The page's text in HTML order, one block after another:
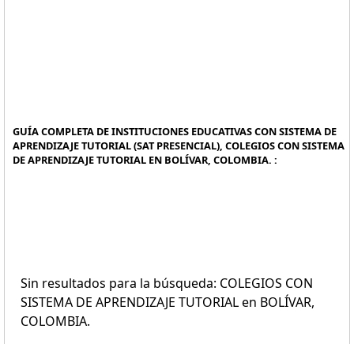
GUÍA COMPLETA DE INSTITUCIONES EDUCATIVAS CON SISTEMA DE
APRENDIZAJE TUTORIAL (SAT PRESENCIAL), COLEGIOS CON SISTEMA
DE APRENDIZAJE TUTORIAL EN BOLÍVAR, COLOMBIA. :
Sin resultados para la búsqueda: COLEGIOS CON
SISTEMA DE APRENDIZAJE TUTORIAL en BOLÍVAR,
COLOMBIA.